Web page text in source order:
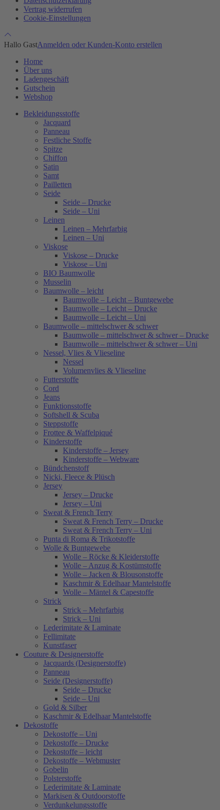
Vertrag widerrufen
Cookie-Einstellungen
Hallo GastAnmelden oder Kunden-Konto erstellen
Home
Über uns
Ladengeschäft
Gutschein
Webshop
Bekleidungsstoffe
Jacquard
Panneau
Festliche Stoffe
Spitze
Chiffon
Satin
Samt
Pailletten
Seide
Seide – Drucke
Seide – Uni
Leinen
Leinen – Mehrfarbig
Leinen – Uni
Viskose
Viskose – Drucke
Viskose – Uni
BIO Baumwolle
Musselin
Baumwolle – leicht
Baumwolle – Leicht – Buntgewebe
Baumwolle – Leicht – Drucke
Baumwolle – Leicht – Uni
Baumwolle – mittelschwer & schwer
Baumwolle – mittelschwer & schwer – Drucke
Baumwolle – mittelschwer & schwer – Uni
Nessel, Vlies & Vlieseline
Nessel
Volumenvlies & Vlieseline
Futterstoffe
Cord
Jeans
Funktionsstoffe
Softshell & Scuba
Steppstoffe
Frottee & Waffelpiqué
Kinderstoffe
Kinderstoffe – Jersey
Kinderstoffe – Webware
Bündchenstoff
Nicki, Fleece & Plüsch
Jersey
Jersey – Drucke
Jersey – Uni
Sweat & French Terry
Sweat & French Terry – Drucke
Sweat & French Terry – Uni
Punta di Roma & Trikotstoffe
Wolle & Buntgewebe
Wolle – Röcke & Kleiderstoffe
Wolle – Anzug & Kostümstoffe
Wolle – Jacken & Blousonstoffe
Kaschmir & Edelhaar Mantelstoffe
Wolle – Mäntel & Capestoffe
Strick
Strick – Mehrfarbig
Strick – Uni
Lederimitate & Laminate
Fellimitate
Kunstfaser
Couture & Designerstoffe
Jacquards (Designerstoffe)
Panneau
Seide (Designerstoffe)
Seide – Drucke
Seide – Uni
Gold & Silber
Kaschmir & Edelhaar Mantelstoffe
Dekostoffe
Dekostoffe – Uni
Dekostoffe – Drucke
Dekostoffe – leicht
Dekostoffe – Webmuster
Gobelin
Polsterstoffe
Lederimitate & Laminate
Markisen & Outdoorstoffe
Verdunkelungsstoffe